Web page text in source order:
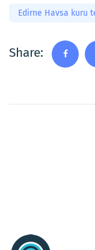
Edirne Havsa kuru
Share: